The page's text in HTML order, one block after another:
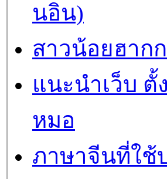
นอิน)
สาวน้อยฮาก
แนะนำเว็บ ตั้
หมอ
ภาษาจีนที่ใช้